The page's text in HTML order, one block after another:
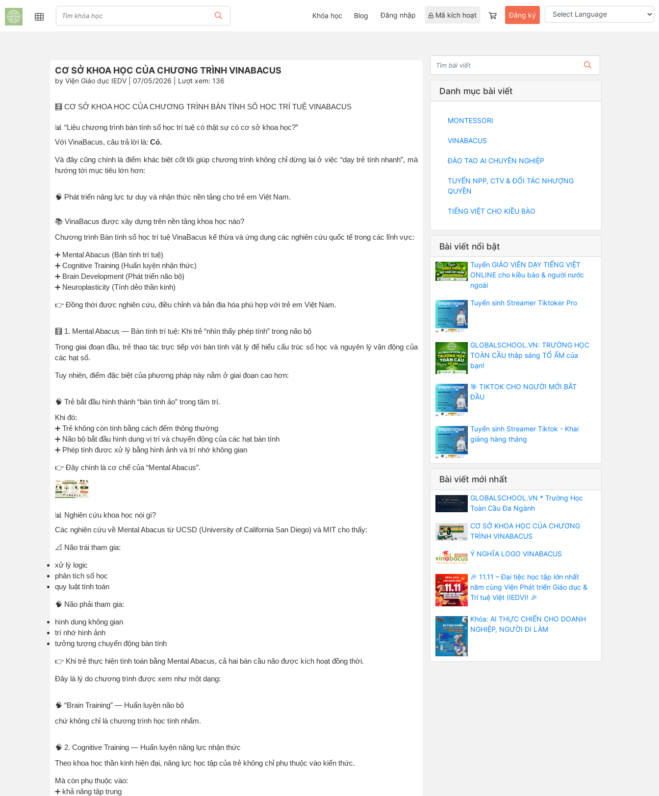
Khóa học Blog Đăng nhập Mã kích hoạt Đăng ký
CƠ SỞ KHOA HỌC CỦA CHƯƠNG TRÌNH VINABACUS
by Viện Giáo dục IEDV | 07/05/2026 | Lượt xem: 136
🧮 CƠ SỞ KHOA HỌC CỦA CHƯƠNG TRÌNH BÀN TÍNH SỐ HỌC TRÍ TUỆ VINABACUS
📊 “Liệu chương trình bàn tính số học trí tuệ có thật sự có cơ sở khoa học?”
Với VinaBacus, câu trả lời là: Có.
Và đây cũng chính là điểm khác biệt cốt lõi giúp chương trình không chỉ dừng lại ở việc “dạy trẻ tính nhanh”, mà
hướng tới mục tiêu lớn hơn:
🧠 Phát triển năng lực tư duy và nhận thức nền tảng cho trẻ em Việt Nam.
📚 VinaBacus được xây dựng trên nền tảng khoa học nào?
Chương trình Bàn tính số học trí tuệ VinaBacus kế thừa và ứng dụng các nghiên cứu quốc tế trong các lĩnh vực:
➕ Mental Abacus (Bàn tính trí tuệ)
➕ Cognitive Training (Huấn luyện nhận thức)
➕ Brain Development (Phát triển não bộ)
➕ Neuroplasticity (Tính dẻo thần kinh)
👉 Đồng thời được nghiên cứu, điều chỉnh và bản địa hóa phù hợp với trẻ em Việt Nam.
🧮 1. Mental Abacus — Bàn tính trí tuệ: Khi trẻ “nhìn thấy phép tính” trong não bộ
Trong giai đoạn đầu, trẻ thao tác trực tiếp với bàn tính vật lý để hiểu cấu trúc số học và nguyên lý vận động của
các hạt số.
Tuy nhiên, điểm đặc biệt của phương pháp này nằm ở giai đoạn cao hơn:
🧠 Trẻ bắt đầu hình thành “bàn tính ảo” trong tâm trí.
Khi đó:
➕ Trẻ không còn tính bằng cách đếm thông thường
➕ Não bộ bắt đầu hình dung vị trí và chuyển động của các hạt bàn tính
➕ Phép tính được xử lý bằng hình ảnh và trí nhớ không gian
👉 Đây chính là cơ chế của “Mental Abacus”.
📊 Nghiên cứu khoa học nói gì?
Các nghiên cứu về Mental Abacus từ UCSD (University of California San Diego) và MIT cho thấy:
📐 Não trái tham gia:
xử lý logic
phân tích số học
quy luật tính toán
🧠 Não phải tham gia:
hình dung không gian
trí nhớ hình ảnh
tưởng tượng chuyển động bàn tính
👉 Khi trẻ thực hiện tính toán bằng Mental Abacus, cả hai bán cầu não được kích hoạt đồng thời.
Đây là lý do chương trình được xem như một dạng:
🧠 “Brain Training” — Huấn luyện não bộ
chứ không chỉ là chương trình học tính nhẩm.
🧠 2. Cognitive Training — Huấn luyện năng lực nhận thức
Theo khoa học thần kinh hiện đại, năng lực học tập của trẻ không chỉ phụ thuộc vào kiến thức.
Mà còn phụ thuộc vào:
➕ khả năng tập trung
Danh mục bài viết
MONTESSORI
VINABACUS
ĐÀO TẠO AI CHUYÊN NGHIỆP
TUYỂN NPP, CTV & ĐỐI TÁC NHƯỢNG
QUYỀN
TIẾNG VIỆT CHO KIỀU BÀO
Bài viết nổi bật
Tuyển GIÁO VIÊN DẠY TIẾNG VIỆT
ONLINE cho kiều bào & người nước
ngoài
Tuyển sinh Streamer Tiktoker Pro
GLOBALSCHOOL.VN: TRƯỜNG HỌC
TOÀN CẦU thắp sáng TỔ ẤM của
bạn!
🎯 TIKTOK CHO NGƯỜI MỚI BẮT
ĐẦU
Tuyển sinh Streamer Tiktok - Khai
giảng hàng tháng
Bài viết mới nhất
GLOBALSCHOOL.VN * Trường Học
Toàn Cầu Đa Ngành
CƠ SỞ KHOA HỌC CỦA CHƯƠNG
TRÌNH VINABACUS
Ý NGHĨA LOGO VINABACUS
🎉 11.11 – Đại tiệc học tập lớn nhất
năm cùng Viện Phát triển Giáo dục &
Trí tuệ Việt (IEDV)! 🎉
Khóa: AI THỰC CHIẾN CHO DOANH
NGHIỆP, NGƯỜI ĐI LÀM